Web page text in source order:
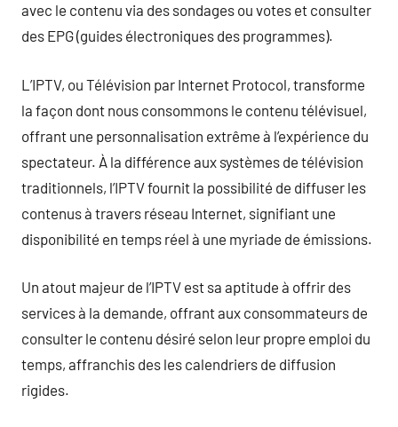
avec le contenu via des sondages ou votes et consulter
des EPG (guides électroniques des programmes).
L’IPTV, ou Télévision par Internet Protocol, transforme
la façon dont nous consommons le contenu télévisuel,
offrant une personnalisation extrême à l’expérience du
spectateur. À la différence aux systèmes de télévision
traditionnels, l’IPTV fournit la possibilité de diffuser les
contenus à travers réseau Internet, signifiant une
disponibilité en temps réel à une myriade de émissions.
Un atout majeur de l’IPTV est sa aptitude à offrir des
services à la demande, offrant aux consommateurs de
consulter le contenu désiré selon leur propre emploi du
temps, affranchis des les calendriers de diffusion
rigides.